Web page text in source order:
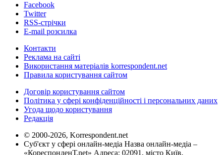
Facebook
Twitter
RSS-стрічки
E-mail розсилка
Контакти
Реклама на сайті
Використання матеріалів korrespondent.net
Правила користування сайтом
Договір користування сайтом
Політика у сфері конфіденційності і персональних даних
Угода щодо користування
Редакція
© 2000-2026, Korrespondent.net
Суб'єкт у сфері онлайн-медіа Назва онлайн-медіа –
«КореспонденТ.net» Адреса: 02091, місто Київ,